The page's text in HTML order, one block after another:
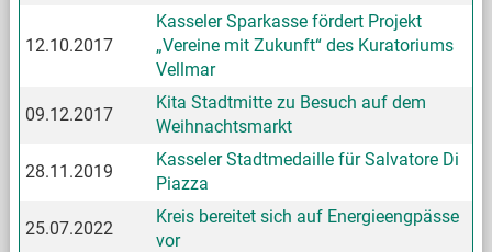
12.10.2017
Kasseler Sparkasse fördert Projekt
„Vereine mit Zukunft“ des Kuratoriums
Vellmar
09.12.2017
Kita Stadtmitte zu Besuch auf dem
Weihnachtsmarkt
28.11.2019
Kasseler Stadtmedaille für Salvatore Di
Piazza
25.07.2022
Kreis bereitet sich auf Energieengpässe
vor